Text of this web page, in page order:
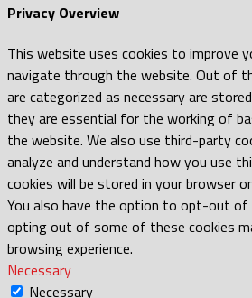
Privacy Overview
This website uses cookies to improve
navigate through the website. Out of
are categorized as necessary are
they are essential for the working of
the website. We also use third-party
analyze and understand how you use
cookies will be stored in your browser
You also have the option to opt-out of
opting out of some of these cookies
browsing experience.
Necessary
Necessary